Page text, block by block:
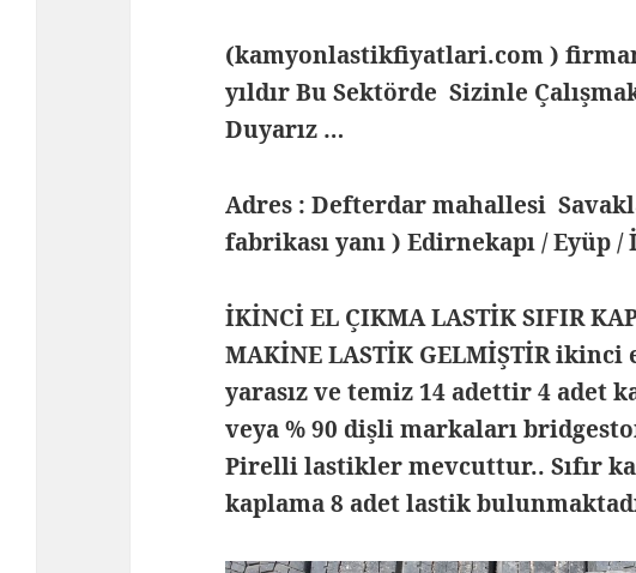
(kamyonlastikfiyatlari.com )
yıldır Bu Sektörde Sizinle
Duyarız …
Adres : Defterdar mahallesi
fabrikası yanı ) Edirnekapı / Eyüp
İKİNCİ EL ÇIKMA LASTİK SIFIR
MAKİNE LASTİK GELMİŞTİR ikinci
yarasız ve temiz 14 adettir 4 adet
veya % 90 dişli markaları
Pirelli lastikler mevcuttur.. Sıfır
kaplama 8 adet lastik